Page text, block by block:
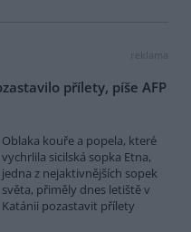
reklama
přílety, píše AFP
Oblaka kouře a popela, které
vychrlila sicilská sopka Etna,
jedna z nejaktivnějších sopek
světa, přiměly dnes letiště v
Katánii pozastavit přílety